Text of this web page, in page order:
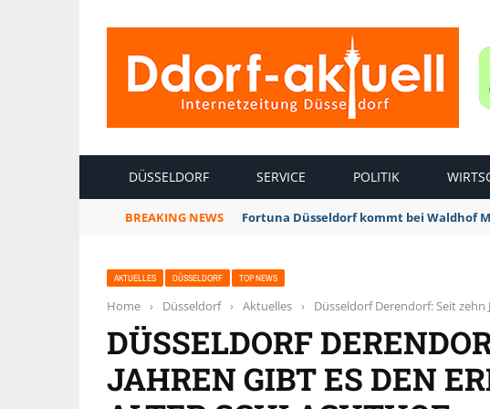
DÜSSELDORF SERVICE POLITIK
BREAKING NEWS Fortuna Düsseldorf kommt bei Waldhof
AKTUELLES DÜSSELDORF TOP NEWS
Home › Düsseldorf › Aktuelles › Düsseldorf Derendorf: Seit
DÜSSELDORF
JAHREN GIBT ES DEN